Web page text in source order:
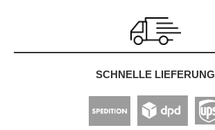
SCHNELLE LIEFERUNG